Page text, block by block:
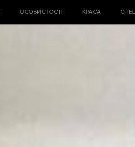
ОСОБИСТОСТІ КРАСА